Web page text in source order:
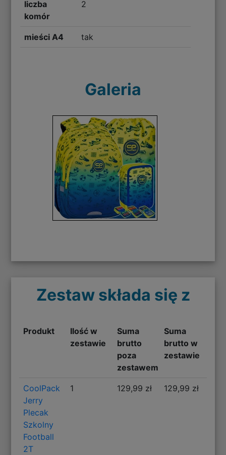
liczba
komór
2
mieści A4 tak
Galeria
Zestaw składa się z
Produkt
Ilość w
zestawie
Suma
brutto
poza
zestawem
Suma
brutto w
zestawie
CoolPack
Jerry
Plecak
Szkolny
Football
2T
1 129,99 zł 129,99 zł